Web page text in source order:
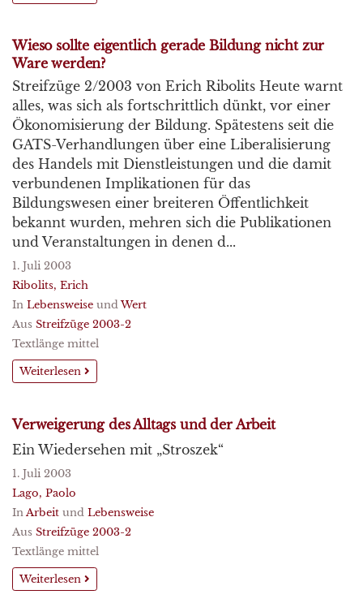
Wieso sollte eigentlich gerade Bildung nicht zur
Ware werden?
Streifzüge 2/2003 von Erich Ribolits Heute warnt
alles, was sich als fortschrittlich dünkt, vor einer
Ökonomisierung der Bildung. Spätestens seit die
GATS-Verhandlungen über eine Liberalisierung
des Handels mit Dienstleistungen und die damit
verbundenen Implikationen für das
Bildungswesen einer breiteren Öffentlichkeit
bekannt wurden, mehren sich die Publikationen
und Veranstaltungen in denen d...
1. Juli 2003
Ribolits, Erich
In Lebensweise undWert
Aus Streifzüge 2003-2
Textlänge mittel
Weiterlesen
Verweigerung des Alltags und der Arbeit
Ein Wiedersehen mit „Stroszek“
1. Juli 2003
Lago, Paolo
In Arbeit und Lebensweise
Aus Streifzüge 2003-2
Textlänge mittel
Weiterlesen